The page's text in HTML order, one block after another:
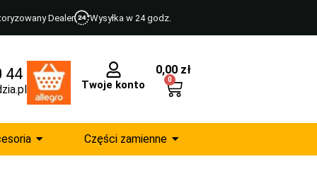
Dealer Wysyłka w 24 godz.
44
Twoje konto
0,00 zł
0
Części zamienne